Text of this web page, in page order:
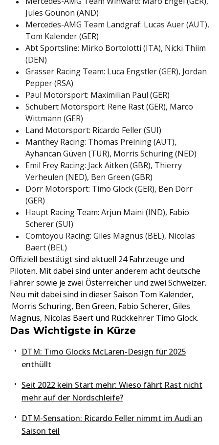
Jules Gounon (AND)
Mercedes-AMG Team Landgraf: Lucas Auer (AUT),
Tom Kalender (GER)
Abt Sportsline: Mirko Bortolotti (ITA), Nicki Thiim
(DEN)
Grasser Racing Team: Luca Engstler (GER), Jordan
Pepper (RSA)
Paul Motorsport: Maximilian Paul (GER)
Schubert Motorsport: Rene Rast (GER), Marco
Wittmann (GER)
Land Motorsport: Ricardo Feller (SUI)
Manthey Racing: Thomas Preining (AUT),
Ayhancan Güven (TUR), Morris Schuring (NED)
Emil Frey Racing: Jack Aitken (GBR), Thierry
Verheulen (NED), Ben Green (GBR)
Dörr Motorsport: Timo Glock (GER), Ben Dörr
(GER)
Haupt Racing Team: Arjun Maini (IND), Fabio
Scherer (SUI)
Comtoyou Racing: Giles Magnus (BEL), Nicolas
Baert (BEL)
Offiziell bestätigt sind aktuell 24 Fahrzeuge und
Piloten. Mit dabei sind unter anderem acht deutsche
Fahrer sowie je zwei Österreicher und zwei Schweizer.
Neu mit dabei sind in dieser Saison Tom Kalender,
Morris Schuring, Ben Green, Fabio Scherer, Giles
Magnus, Nicolas Baert und Rückkehrer Timo Glock.
Das Wichtigste in Kürze
DTM: Timo Glocks McLaren-Design für 2025
enthüllt
Seit 2022 kein Start mehr: Wieso fährt Rast nicht
mehr auf der Nordschleife?
DTM-Sensation: Ricardo Feller nimmt im Audi an
Saison teil